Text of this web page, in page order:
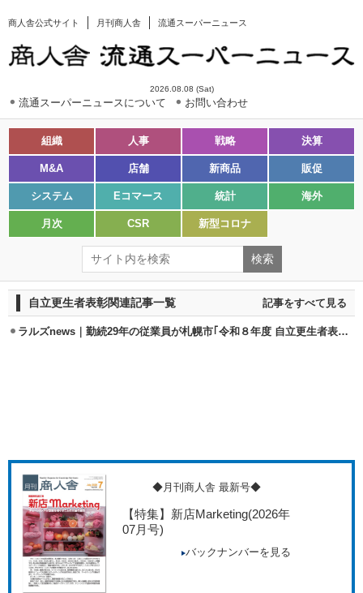
商人舎公式サイト 月刊商人舎 流通スーパーニュース
2026.08.08 (Sat)
流通スーパーニュースについて お問い合わせ
組織 人事 戦略 決算
M&A 店舗 新商品 販促
システム Eコマース 統計 海外
月次 CSR 新型コロナ
自立更生者表彰関連記事一覧 記事をすべて見る
ラルズnews｜勤続29年の従業員が札幌市｢令和８年度 自立更生者表彰」
◆月刊商人舎 最新号◆
【特集】新店Marketing(2026年
07月号)
バックナンバーを見る